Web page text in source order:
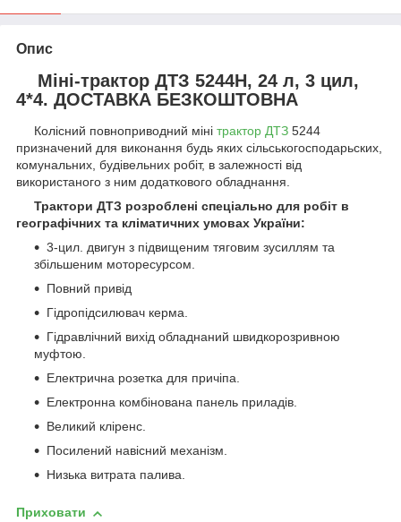
Опис
Міні-трактор ДТЗ 5244H, 24 л, 3 цил,
4*4. ДОСТАВКА БЕЗКОШТОВНА
Колісний повноприводний міні трактор ДТЗ 5244
призначений для виконання будь яких сільськогосподарьских,
комунальних, будівельних робіт, в залежності від
використаного з ним додаткового обладнання.
Трактори ДТЗ розроблені спеціально для робіт в
географічних та кліматичних умовах України:
3-цил. двигун з підвищеним тяговим зусиллям та
збільшеним моторесурсом.
Повний привід
Гідропідсилювач керма.
Гідравлічний вихід обладнаний швидкорозривною
муфтою.
Електрична розетка для причіпа.
Електронна комбінована панель приладів.
Великий кліренс.
Посилений навісний механізм.
Низька витрата палива.
Приховати